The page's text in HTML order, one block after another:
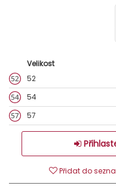
Velikost
52
54
57
Přidat do